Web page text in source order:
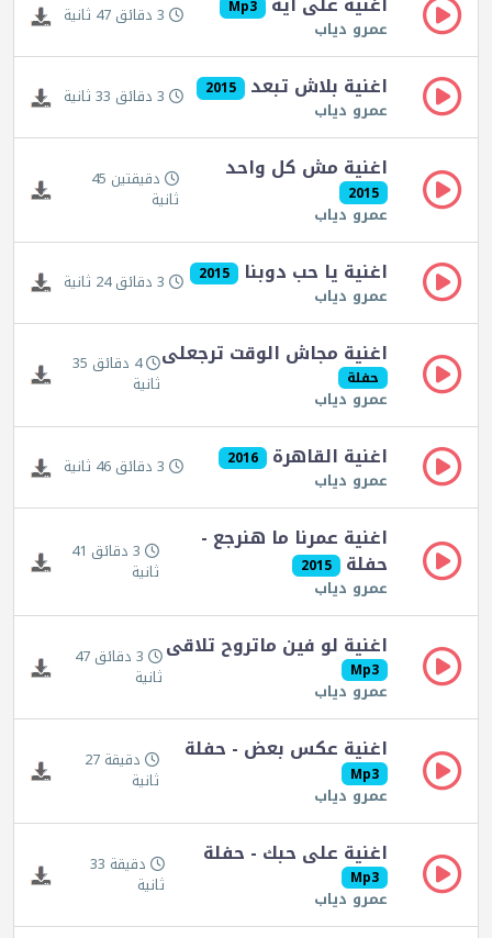
Mp3
عمرو دياب 3 دقائق 47 ثانية
اغنية بلاش تبعد 2015
عمرو دياب 3 دقائق 33 ثانية
اغنية مش كل واحد
2015
عمرو دياب
دقيقتين 45
ثانية
اغنية يا حب دوبنا 2015
عمرو دياب 3 دقائق 24 ثانية
اغنية مجاش الوقت ترجعلى
حفلة
عمرو دياب
4 دقائق 35
ثانية
اغنية القاهرة 2016
عمرو دياب 3 دقائق 46 ثانية
اغنية عمرنا ما هنرجع -
حفلة 2015
عمرو دياب
3 دقائق 41
ثانية
اغنية لو فين ماتروح تلاقى
Mp3
عمرو دياب
3 دقائق 47
ثانية
اغنية عكس بعض - حفلة
Mp3
عمرو دياب
دقيقة 27
ثانية
اغنية على حبك - حفلة
Mp3
عمرو دياب
دقيقة 33
ثانية